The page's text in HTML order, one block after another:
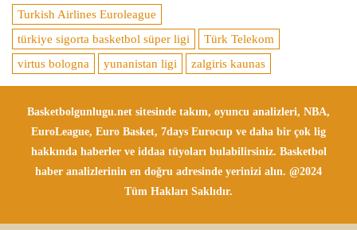
Turkish Airlines Euroleague
türkiye sigorta basketbol süper ligi
Türk Telekom
virtus bologna
yunanistan ligi zalgiris kaunas
Basketbolgunlugu.net sitesinde takım, oyuncu analizleri, NBA,
EuroLeague, Euro Basket, 7days Eurocup ve daha bir çok lig
hakkında haberler ve iddaa tüyoları bulabilirsiniz. Basketbol
haber analizlerinin en doğru adresinde yerinizi alın. @2024
Tüm Hakları Saklıdır.